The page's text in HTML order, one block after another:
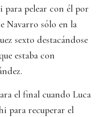
para pelear con él por
Navarro sólo en la
sexto destacándose
estaba con
el final cuando Luca
para recuperar el